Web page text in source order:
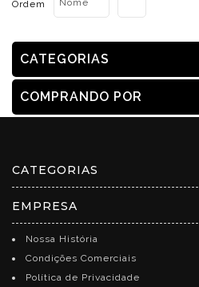
Ordem Nome
CATEGORIAS
COMPRANDO POR
CATEGORIAS
EMPRESA
Nossa História
Condições Comerciais
Política de Privacidade